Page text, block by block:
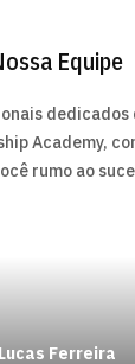
Equipe
Academy,
rumo ao
Lucas Ferreira